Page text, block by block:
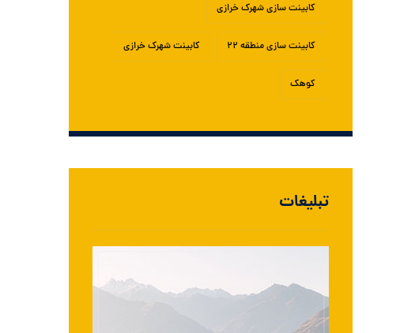
کابینت سازی شهرک خرازی
کابینت سازی منطقه ۲۲ کابینت شهرک خرازی
کوهک
تبلیغات